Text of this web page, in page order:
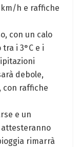
h e raffiche
con un calo
i 3°C e i
debole,
con raffiche
e un
rimarrà